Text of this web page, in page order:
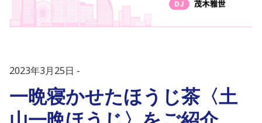
2023年3月25日
一晩寝かせたほうじ茶〈土